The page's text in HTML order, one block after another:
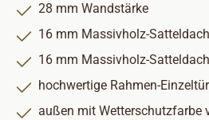
28 mm Wandstärke
16 mm Massivholz-Satteldach
16 mm Massivholz-Satteldach
hochwertige Rahmen-
außen mit Wetterschutzfarbe